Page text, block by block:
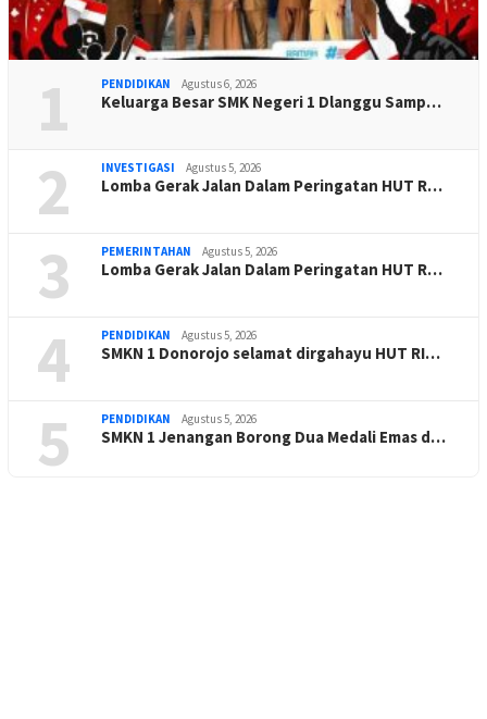
1 PENDIDIKAN Agustus 6, 2026
Keluarga Besar SMK Negeri 1 Dlanggu Samp…
2 INVESTIGASI Agustus 5, 2026
Lomba Gerak Jalan Dalam Peringatan HUT R…
3 PEMERINTAHAN Agustus 5, 2026
Lomba Gerak Jalan Dalam Peringatan HUT R…
4 PENDIDIKAN Agustus 5, 2026
SMKN 1 Donorojo selamat dirgahayu HUT RI…
5 PENDIDIKAN Agustus 5, 2026
SMKN 1 Jenangan Borong Dua Medali Emas d…